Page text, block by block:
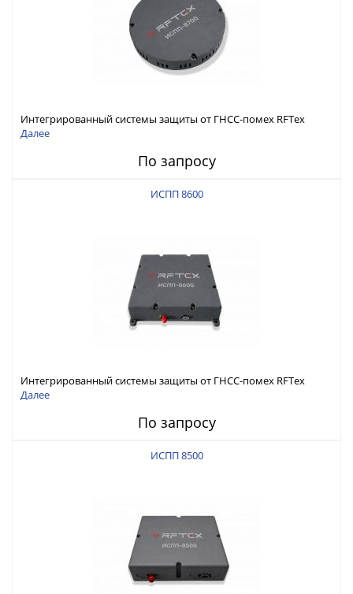
Интегрированный системы защиты от ГНСС-помех RFТех
ИСПП 8700
Далее
По запросу
ИСПП 8600
Интегрированный системы защиты от ГНСС-помех RFТех
ИСПП 8600
Далее
По запросу
ИСПП 8500